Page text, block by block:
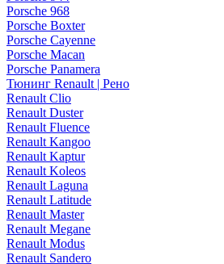
Porsche 968
Porsche Boxter
Porsche Cayenne
Porsche Macan
Porsche Panamera
Тюнинг Renault | Рено
Renault Clio
Renault Duster
Renault Fluence
Renault Kangoo
Renault Kaptur
Renault Koleos
Renault Laguna
Renault Latitude
Renault Master
Renault Megane
Renault Modus
Renault Sandero